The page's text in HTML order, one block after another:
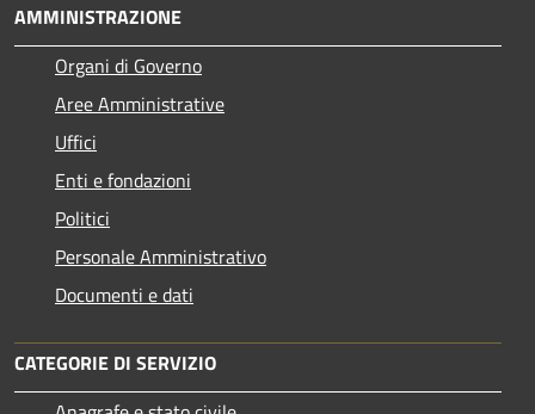
AMMINISTRAZIONE
Organi di Governo
Aree Amministrative
Uffici
Enti e fondazioni
Politici
Personale Amministrativo
Documenti e dati
CATEGORIE DI SERVIZIO